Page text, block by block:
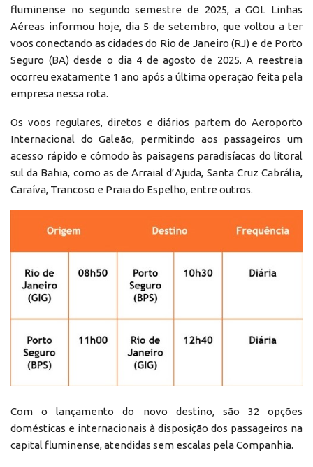
fluminense no segundo semestre de 2025, a GOL Linhas
Aéreas informou hoje, dia 5 de setembro, que voltou a ter
voos conectando as cidades do Rio de Janeiro (RJ) e de Porto
Seguro (BA) desde o dia 4 de agosto de 2025. A reestreia
ocorreu exatamente 1 ano após a última operação feita pela
empresa nessa rota.
Os voos regulares, diretos e diários partem do Aeroporto
Internacional do Galeão, permitindo aos passageiros um
acesso rápido e cômodo às paisagens paradisíacas do litoral
sul da Bahia, como as de Arraial d’Ajuda, Santa Cruz Cabrália,
Caraíva, Trancoso e Praia do Espelho, entre outros.
Com o lançamento do novo destino, são 32 opções
domésticas e internacionais à disposição dos passageiros na
capital fluminense, atendidas sem escalas pela Companhia.